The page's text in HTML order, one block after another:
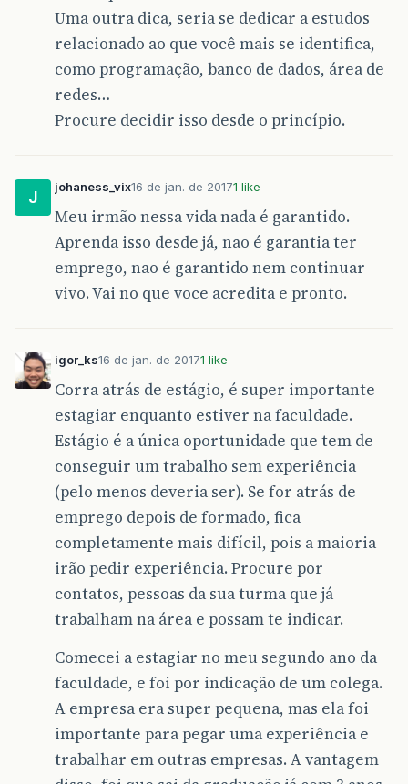
Uma outra dica, seria se dedicar a estudos
relacionado ao que você mais se identifica,
como programação, banco de dados, área de
redes…
Procure decidir isso desde o princípio.
J
johaness_vix16 de jan. de 20171 like
Meu irmão nessa vida nada é garantido.
Aprenda isso desde já, nao é garantia ter
emprego, nao é garantido nem continuar
vivo. Vai no que voce acredita e pronto.
igor_ks16 de jan. de 20171 like
Corra atrás de estágio, é super importante
estagiar enquanto estiver na faculdade.
Estágio é a única oportunidade que tem de
conseguir um trabalho sem experiência
(pelo menos deveria ser). Se for atrás de
emprego depois de formado, fica
completamente mais difícil, pois a maioria
irão pedir experiência. Procure por
contatos, pessoas da sua turma que já
trabalham na área e possam te indicar.
Comecei a estagiar no meu segundo ano da
faculdade, e foi por indicação de um colega.
A empresa era super pequena, mas ela foi
importante para pegar uma experiência e
trabalhar em outras empresas. A vantagem